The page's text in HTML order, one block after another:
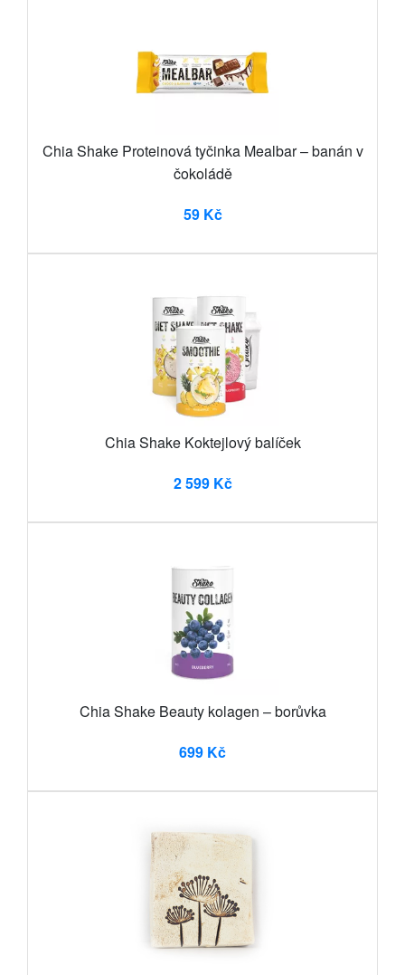
Chia Shake Proteinová tyčinka Mealbar – banán v
čokoládě
59 Kč
Chia Shake Koktejlový balíček
2 599 Kč
Chia Shake Beauty kolagen – borůvka
699 Kč